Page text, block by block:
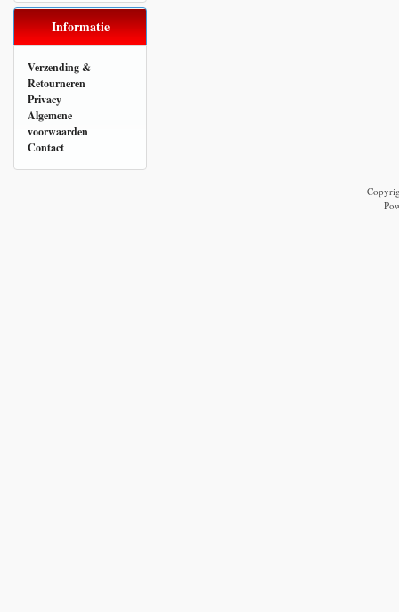
Informatie
Verzending &
Retourneren
Privacy
Algemene
voorwaarden
Contact